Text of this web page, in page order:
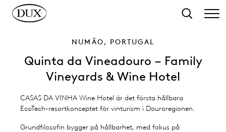
huvudinnehåll
Sök
NUMÃO, PORTUGAL
Quinta da Vineadouro – Family
Vineyards & Wine Hotel
CASAS DA VINHA Wine Hotel är det första hållbara
EcoTech-resortkonceptet för vinturism i Douroregionen.
Grundfilosofin bygger på hållbarhet, med fokus på